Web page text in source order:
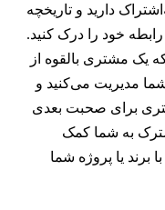
دارید و تاریخچه
را درک کنید.
بالقوه از
می‌کنید و
برای صحبت بعدی
به شما کمک
یا پروژه شما